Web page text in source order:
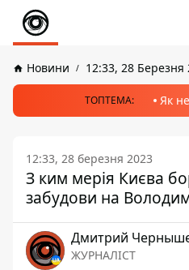
Новини 12:33, 28 Березня
ТОПТЕМА: Як
12:33, 28 березня 2023
З ким мерія Києва
забудови на
Дмитрий
ЖУРНАЛІСТ